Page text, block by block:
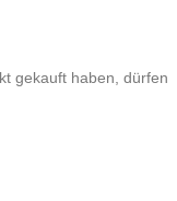
gekauft haben, dürfen